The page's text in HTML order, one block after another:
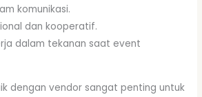
komunikasi.
dan kooperatif.
dalam tekanan saat event
dengan vendor sangat penting untuk